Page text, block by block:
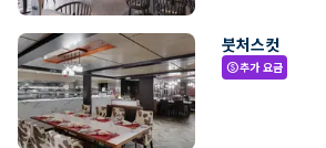
붓처스컷
paid추가 요금